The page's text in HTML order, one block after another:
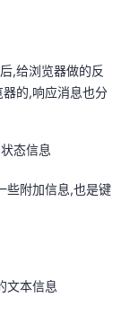
,给浏览器做的反
的,响应消息也分
态信息
些附加信息,也是键
文本信息